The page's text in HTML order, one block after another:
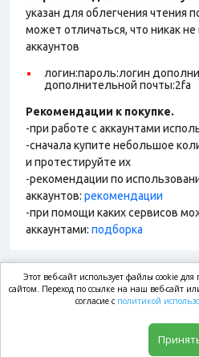
указан для облегчения чтения
может отличаться, что никак
аккаунтов
логин:пароль:логин
дополнительной почты:2fa
Рекомендации к покупке.
-при работе с аккаунтами
-сначала купите небольшое
и протестируйте их
-рекомендации по
аккаунтов: рекомендации
-при помощи каких сервисов
аккаунтами: подборка
market.com
Этот веб-сайт использует файлы cookie
сайтом. Переход по ссылке на наш веб-сайт
согласие с политикой